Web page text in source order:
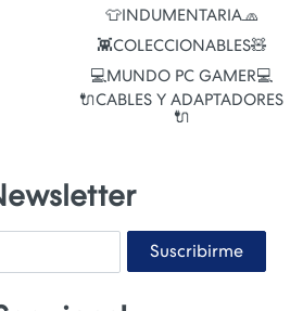
👕INDUMENTARIA🧢
👾COLECCIONABLES🧸
💻MUNDO PC GAMER💻
🔌CABLES Y ADAPTADORES
🔌
Suscribirme